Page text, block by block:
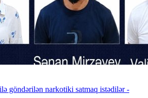
göndərilən narkotiki satmaq istədilər -